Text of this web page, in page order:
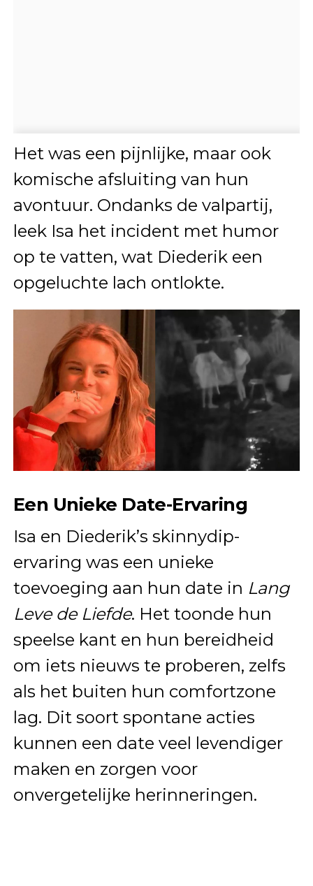
Het was een pijnlijke, maar ook
komische afsluiting van hun
avontuur. Ondanks de valpartij,
leek Isa het incident met humor
op te vatten, wat Diederik een
opgeluchte lach ontlokte.
Een Unieke Date-Ervaring
Isa en Diederik’s skinnydip-
ervaring was een unieke
toevoeging aan hun date in Lang
Leve de Liefde. Het toonde hun
speelse kant en hun bereidheid
om iets nieuws te proberen, zelfs
als het buiten hun comfortzone
lag. Dit soort spontane acties
kunnen een date veel levendiger
maken en zorgen voor
onvergetelijke herinneringen.